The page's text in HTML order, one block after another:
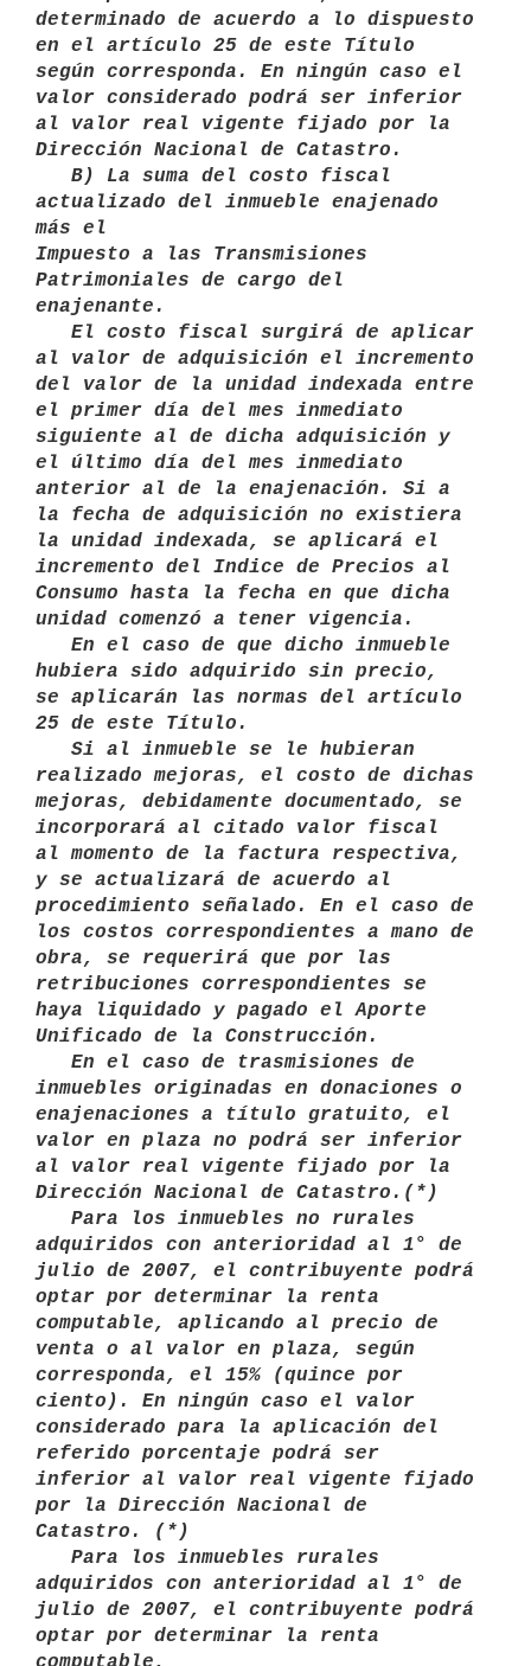
determinado de acuerdo a lo dispuesto
en el artículo 25 de este Título
según corresponda. En ningún caso el
valor considerado podrá ser inferior
al valor real vigente fijado por la
Dirección Nacional de Catastro.
actualizado del inmueble enajenado
más el
Impuesto a las Transmisiones
Patrimoniales de cargo del
enajenante.
al valor de adquisición el incremento
del valor de la unidad indexada entre
el primer día del mes inmediato
siguiente al de dicha adquisición y
el último día del mes inmediato
anterior al de la enajenación. Si a
la fecha de adquisición no existiera
la unidad indexada, se aplicará el
incremento del Indice de Precios al
Consumo hasta la fecha en que dicha
unidad comenzó a tener vigencia.
hubiera sido adquirido sin precio,
se aplicarán las normas del artículo
25 de este Título.
realizado mejoras, el costo de dichas
mejoras, debidamente documentado, se
incorporará al citado valor fiscal
al momento de la factura respectiva,
y se actualizará de acuerdo al
procedimiento señalado. En el caso de
los costos correspondientes a mano de
obra, se requerirá que por las
retribuciones correspondientes se
haya liquidado y pagado el Aporte
Unificado de la Construcción.
inmuebles originadas en donaciones o
enajenaciones a título gratuito, el
valor en plaza no podrá ser inferior
al valor real vigente fijado por la
Dirección Nacional de Catastro.(*)
adquiridos con anterioridad al 1° de
julio de 2007, el contribuyente podrá
optar por determinar la renta
computable, aplicando al precio de
venta o al valor en plaza, según
corresponda, el 15% (quince por
ciento). En ningún caso el valor
considerado para la aplicación del
referido porcentaje podrá ser
inferior al valor real vigente fijado
por la Dirección Nacional de
Catastro. (*)
adquiridos con anterioridad al 1° de
julio de 2007, el contribuyente podrá
optar por determinar la renta